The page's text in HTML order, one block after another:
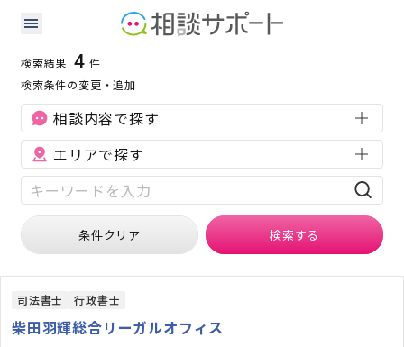
福島県の許認可に強い専門家の検索結果
許認可
検索結果 4 件
検索条件の変更・追加
相談内容で探す
エリアで探す
条件クリア 検索する
司法書士 行政書士
柴田羽輝総合リーガルオフィス